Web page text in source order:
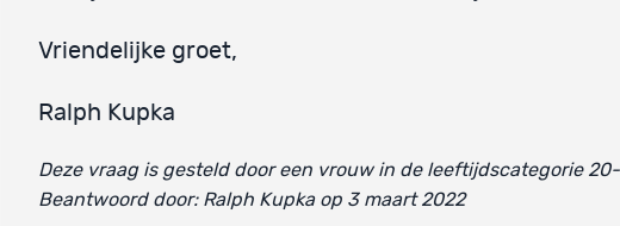
Vriendelijke groet,
Ralph Kupka
Deze vraag is gesteld door een vrouw in de leeftijdscategorie
Beantwoord door: Ralph Kupka op 3 maart 2022